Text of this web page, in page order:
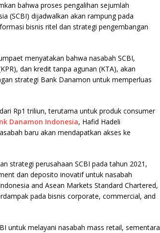
bahwa proses pengalihan sejumlah
(SCBI) dijadwalkan akan rampung pada
bisnis ritel dan strategi pengembangan
menyatakan bahwa nasabah SCBI,
dan kredit tanpa agunan (KTA), akan
strategi Bank Danamon untuk memperluas
Rp1 triliun, terutama untuk produk consumer
Danamon Indonesia, Hafid Hadeli
baru akan mendapatkan akses ke
strategi perusahaan SCBI pada tahun 2021,
dan deposito inovatif untuk nasabah
and Asean Markets Standard Chartered,
pada bisnis corporate, commercial, and
untuk melayani nasabah mass retail, sementara